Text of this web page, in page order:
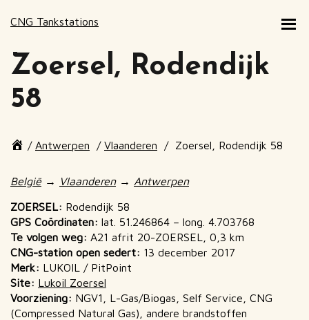
CNG Tankstations
Zoersel, Rodendijk
58
Page
/ Antwerpen / Vlaanderen /
Zoersel, Rodendijk 58
of
page
breadcrumbs
België → Vlaanderen→ Antwerpen
ZOERSEL: Rodendijk 58
GPS Coördinaten: lat. 51.246864 – long. 4.703768
Te volgen weg: A21 afrit 20-ZOERSEL, 0,3 km
CNG-station open sedert: 13 december 2017
Merk: LUKOIL / PitPoint
Site: Lukoil Zoersel
Voorziening: NGV1, L-Gas/Biogas, Self Service, CNG
(Compressed Natural Gas), andere brandstoffen